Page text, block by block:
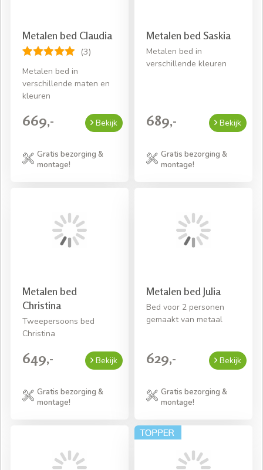
Metalen bed Claudia
(3)
Metalen bed in
verschillende maten en
kleuren
669,- Bekijk
Gratis bezorging &
montage!
Metalen bed Saskia
Metalen bed in
verschillende kleuren
689,- Bekijk
Gratis bezorging &
montage!
Metalen bed
Christina
Tweepersoons bed
Christina
649,- Bekijk
Gratis bezorging &
montage!
Metalen bed Julia
Bed voor 2 personen
gemaakt van metaal
629,- Bekijk
Gratis bezorging &
montage!